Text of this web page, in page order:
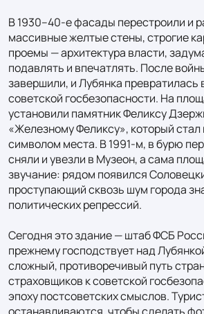
В 1930–40-е фасады перестроили и
массивные желтые стены, строгие
проемы — архитектура власти,
подавлять и впечатлять. После
завершили, и Лубянка превратилась
советской госбезопасности. На
установили памятник Феликсу
«Железному Феликсу», который
символом места. В 1991-м, в бурю
сняли и увезли в Музеон, а сама
звучание: рядом появился
проступающий сквозь шум города
политических репрессий.
Сегодня это здание — штаб ФСБ
прежнему господствует над
сложный, противоречивый путь
страховщиков к советской
эпоху постсоветских смыслов.
останавливаются, чтобы сделать